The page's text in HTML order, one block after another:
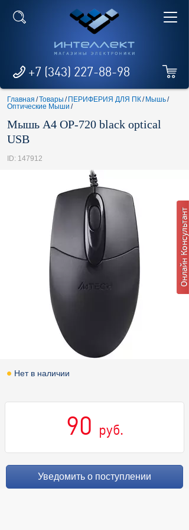
+7 (343) 227-88-98
Главная /Товары / ПЕРИФЕРИЯ ДЛЯ ПК/ Мышь/
Оптические Мыши /
Мышь A4 OP-720 black optical
USB
ID: 147912
Нет в наличии
90 руб.
Уведомить о поступлении